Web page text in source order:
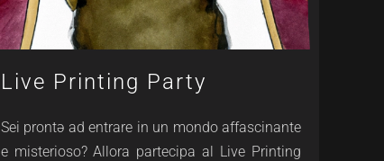
Live Printing Party
Sei prontə ad entrare in un mondo affascinante
e misterioso? Allora partecipa al Live Printing